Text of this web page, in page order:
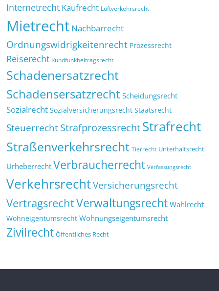
Internetrecht Kaufrecht Luftverkehrsrecht
Mietrecht Nachbarrecht
Ordnungswidrigkeitenrecht Prozessrecht
Reiserecht Rundfunkbeitragsrecht
Schadenersatzrecht
Schadensersatzrecht Scheidungsrecht
Sozialrecht Sozialversicherungsrecht Staatsrecht
SteuerrechtStrafprozessrechtStrafrecht
Straßenverkehrsrecht Tierrecht Unterhaltsrecht
Urheberrecht Verbraucherrecht Verfassungsrecht
VerkehrsrechtVersicherungsrecht
VertragsrechtVerwaltungsrecht Wahlrecht
Wohneigentumsrecht Wohnungseigentumsrecht
Zivilrecht Öffentliches Recht